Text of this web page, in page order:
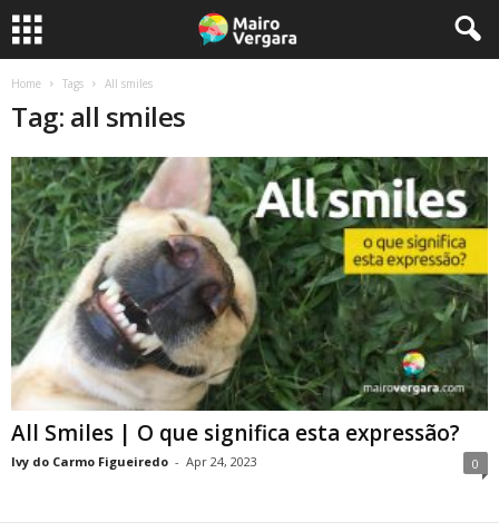
Home Tags All smiles
Tag: all smiles
All Smiles | O que significa esta expressão?
Ivy do Carmo Figueiredo - Apr 24, 2023 0